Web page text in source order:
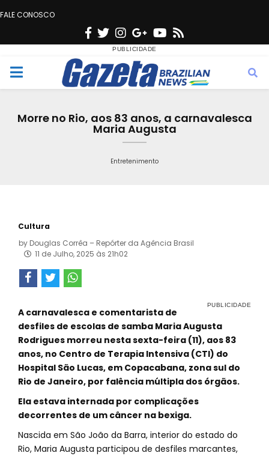
FALE CONOSCO
F
c
e
o
T
w
i
t
e
n
s
t
g
r
a
G
o
o
g
e
Y
u
t
b
s
M
Morre no Rio, aos 83 anos, a carnavalesca
Maria Augusta
Entretenimento
Cultura
by Douglas Corrêa – Repórter da Agência Brasil
11 de Julho, 2025 às 21h02
A carnavalesca e comentarista de
desfiles de escolas de samba Maria Augusta
Rodrigues morreu nesta sexta-feira (11), aos 83
anos, no Centro de Terapia Intensiva (CTI) do
Hospital São Lucas, em Copacabana, zona sul do
Rio de Janeiro, por falência múltipla dos órgãos.
Ela estava internada por complicações
decorrentes de um câncer na bexiga.
Nascida em São João da Barra, interior do estado do
Rio, Maria Augusta participou de desfiles marcantes,